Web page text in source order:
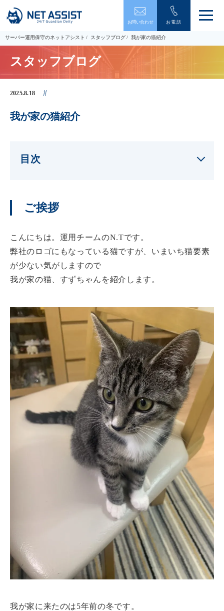
お問い合わせ お電話
メ
ー
閉
サーバー運用保守のネットアシスト スタッフブログ 我が家の猫紹介
スタッフブログ
2025.8.18
我が家の猫紹介
目次
ご挨拶
こんにちは。運用チームのN.Tです。
弊社のロゴにもなっている猫ですが、いまいち猫要素
が少ない気がしますので
我が家の猫、すずちゃんを紹介します。
我が家に来たのは5年前の冬です。